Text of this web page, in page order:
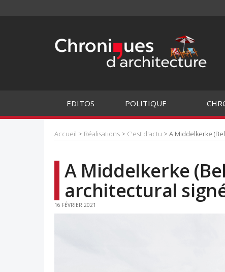
EDITOS POLITIQUE
Accueil > Réalisations > C'est d'actu > A Middelkerke
A Middelkerke
architectural
16 FÉVRIER 2021